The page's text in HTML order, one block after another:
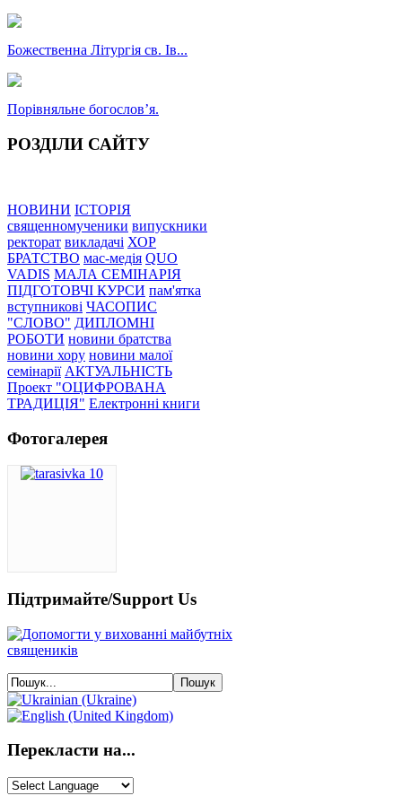
Божественна Літургія св. Ів...
Порівняльне богословʼя.
РОЗДІЛИ САЙТУ
НОВИНИ ІСТОРІЯ
священномученики випускники
ректорат викладачі ХОР
БРАТСТВО мас-медія QUO
VADIS МАЛА СЕМІНАРІЯ
ПІДГОТОВЧІ КУРСИ пам'ятка
вступникові ЧАСОПИС
"СЛОВО" ДИПЛОМНІ
РОБОТИ новини братства
новини хору новини малої
семінарії АКТУАЛЬНІСТЬ
Проект "ОЦИФРОВАНА
ТРАДИЦІЯ" Електронні книги
Фотогалерея
Підтримайте/Support Us
Перекласти на...